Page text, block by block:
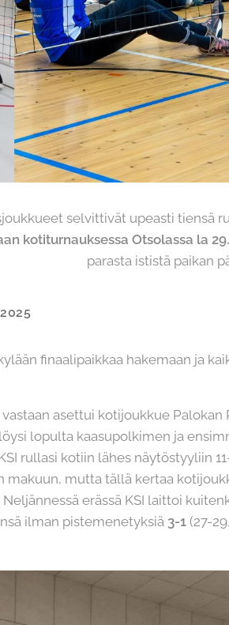
selvittivät upeasti tiensä
kotiturnauksessa Otsolassa la
parasta ististä paikan
finaalipaikkaa hakemaan ja
asettui kotijoukkue
lopulta kaasupolkimen ja
rullasi kotiin lähes näytöstyyliin
makuun, mutta tällä kertaa
erässä KSI laittoi
ilman pistemenetyksiä 3-1 (27-